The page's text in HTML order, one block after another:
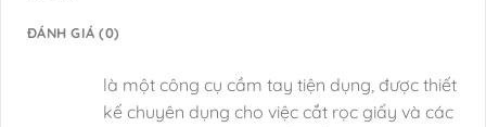
ĐÁNH GIÁ (0)
là một công cụ cầm tay tiện dụng, được thiết
kế chuyên dụng cho việc cắt rọc giấy và các